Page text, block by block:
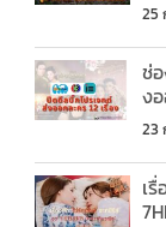
25
ช่
ง
23
เ